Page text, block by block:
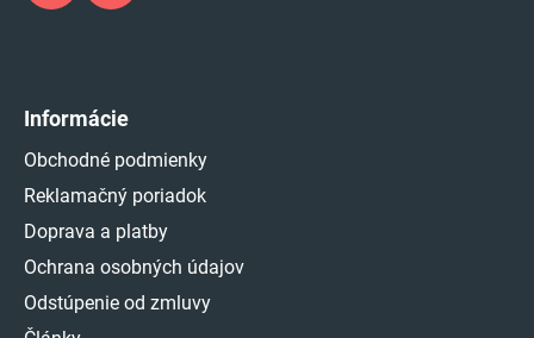
Informácie
Obchodné podmienky
Reklamačný poriadok
Doprava a platby
Ochrana osobných údajov
Odstúpenie od zmluvy